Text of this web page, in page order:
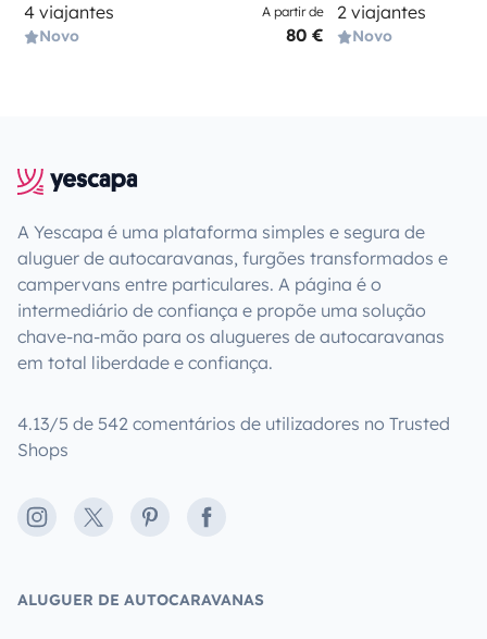
4 viajantes
Novo
A partir de
80 €
2 viajantes
Novo
A Yescapa é uma plataforma simples e segura de
aluguer de autocaravanas, furgões transformados e
campervans entre particulares. A página é o
intermediário de confiança e propõe uma solução
chave-na-mão para os alugueres de autocaravanas
em total liberdade e confiança.
4.13/5 de 542 comentários de utilizadores no Trusted
Shops
Instagram
X PinterestFacebook
ALUGUER DE AUTOCARAVANAS